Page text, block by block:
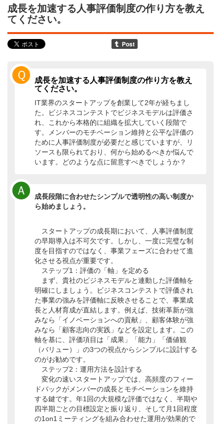
成長を加速する人事評価制度の作り方を教え
てください。
Ｑ
成長を加速する人事評価制度の作り方を教え
てください。
IT業界のスタートアップを創業して2年が経ちまし
た。ビジネスコンテストでビジネスモデルは評価さ
れ、これから本格的に組織を拡大していく段階で
す。メンバーのモチベーション維持と公平な評価の
ために人事評価制度が必要だと感じていますが、リ
ソースも限られており、何から始めるべきか悩んで
います。どのような点に留意すべきでしょうか？
Ａ
成長段階に合わせたシンプルで透明性の高い制度か
ら始めましょう。
スタートアップの成長期において、人事評価制度
の早期導入は不可欠です。しかし、一度に完璧な制
度を目指すのではなく、事業フェーズに合わせて進
化させる視点が重要です。
ステップ1：評価の「軸」を定める
まず、貴社のビジネスモデルと連動した評価軸を
明確にしましょう。ビジネスコンテストで評価され
た事業の強みを評価軸に反映させることで、事業成
長と人材育成が直結します。例えば、技術革新が強
みなら「イノベーションへの貢献」、顧客体験が強
みなら「顧客志向の実践」などを設定します。この
軸を基に、評価項目は「成果」「能力」「価値観
（バリュー）」の3つの視点からシンプルに設計する
のがお勧めです。
ステップ2：運用方法を設計する
変化の速いスタートアップでは、高頻度のフィー
ドバックがメンバーの成長とモチベーションを維持
する鍵です。年1回の大規模な評価ではなく、半期や
四半期ごとの目標設定と振り返り、そして月1回程度
の1on1ミーティングを組み合わせた運用が効果的で